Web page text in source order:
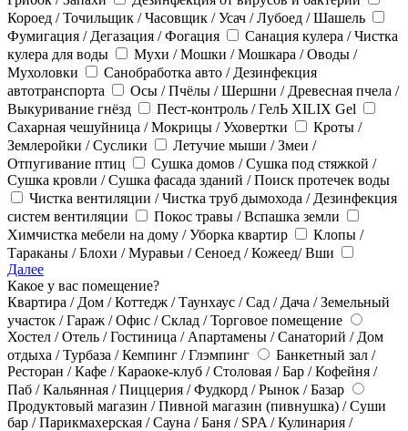
Короед / Точильщик / Часовщик / Усач / Лубоед / Шашель
Фумигация / Дегазация / Фогация
Санация кулера / Чистка
кулера для воды
Мухи / Мошки / Мошкара / Оводы /
Мухоловки
Санобработка авто / Дезинфекция
автотранспорта
Осы / Пчёлы / Шершни / Древесная пчела /
Выкуривание гнёзд
Пест-контроль / ГелЬ XILIX Gel
Сахарная чешуйница / Мокрицы / Уховертки
Кроты /
Землеройки / Суслики
Летучие мыши / Змеи /
Отпугивание птиц
Сушка домов / Сушка под стяжкой /
Сушка кровли / Сушка фасада зданий / Поиск протечек воды
Чистка вентиляции / Чистка труб дымохода / Дезинфекция
систем вентиляции
Покос травы / Вспашка земли
Химчистка мебели на дому / Уборка квартир
Клопы /
Тараканы / Блохи / Муравьи / Сеноед / Кожеед/ Вши
Далее
Какое у вас помещение?
Квартира / Дом / Коттедж / Таунхаус / Сад / Дача / Земельный
участок / Гараж / Офис / Склад / Торговое помещение
Хостел / Отель / Гостиница / Апартамены / Санаторий / Дом
отдыха / Турбаза / Кемпинг / Глэмпинг
Банкетный зал /
Ресторан / Кафе / Караоке-клуб / Столовая / Бар / Кофейня /
Паб / Кальянная / Пиццерия / Фудкорд / Рынок / Базар
Продуктовый магазин / Пивной магазин (пивнушка) / Суши
бар / Парикмахерская / Сауна / Баня / SPA / Кулинария /